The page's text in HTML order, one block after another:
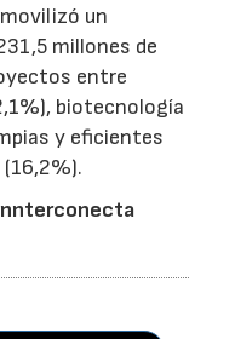
un
millones de
entre
biotecnología
y eficientes